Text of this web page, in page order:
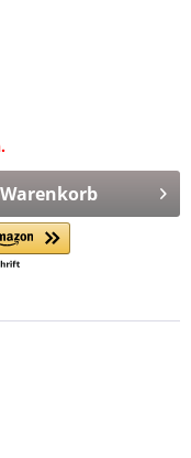
Warenkorb